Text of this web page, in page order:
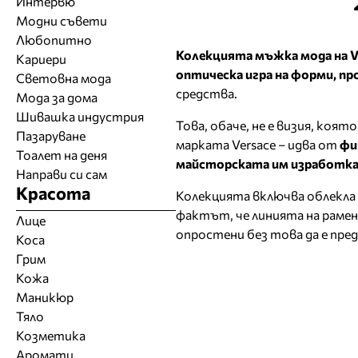
Колекцията мъжка мода на
оптическа игра на форми,
средства.
Това, обаче, не е визия,
марката Versace – идва от
майсторската им изработка
Колекцията включва
фактът, че линията на
опростени без това да е
Модни съвети
Любопитно
Кариери
Световна мода
Мода за дома
Шивашка индустрия
Пазаруване
Тоалет на деня
Направи си сам
Красота
Лице
Коса
Грим
Кожа
Маникюр
Тяло
Козметика
Аромати